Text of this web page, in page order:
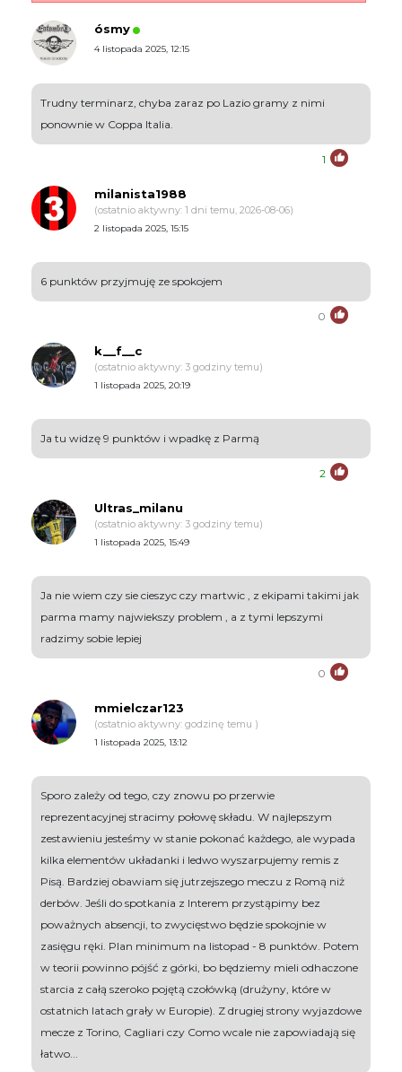
ósmy
4 listopada 2025, 12:15
Trudny terminarz, chyba zaraz po Lazio gramy z nimi
ponownie w Coppa Italia.
1
milanista1988
(ostatnio aktywny: 1 dni temu, 2026-08-06)
2 listopada 2025, 15:15
6 punktów przyjmuję ze spokojem
0
k__f__c
(ostatnio aktywny: 3 godziny temu)
1 listopada 2025, 20:19
Ja tu widzę 9 punktów i wpadkę z Parmą
2
Ultras_milanu
(ostatnio aktywny: 3 godziny temu)
1 listopada 2025, 15:49
Ja nie wiem czy sie cieszyc czy martwic , z ekipami takimi jak
parma mamy najwiekszy problem , a z tymi lepszymi
radzimy sobie lepiej
0
mmielczar123
(ostatnio aktywny: godzinę temu )
1 listopada 2025, 13:12
Sporo zależy od tego, czy znowu po przerwie
reprezentacyjnej stracimy połowę składu. W najlepszym
zestawieniu jesteśmy w stanie pokonać każdego, ale wypada
kilka elementów układanki i ledwo wyszarpujemy remis z
Pisą. Bardziej obawiam się jutrzejszego meczu z Romą niż
derbów. Jeśli do spotkania z Interem przystąpimy bez
poważnych absencji, to zwycięstwo będzie spokojnie w
zasięgu ręki. Plan minimum na listopad - 8 punktów. Potem
w teorii powinno pójść z górki, bo będziemy mieli odhaczone
starcia z całą szeroko pojętą czołówką (drużyny, które w
ostatnich latach grały w Europie). Z drugiej strony wyjazdowe
mecze z Torino, Cagliari czy Como wcale nie zapowiadają się
łatwo...